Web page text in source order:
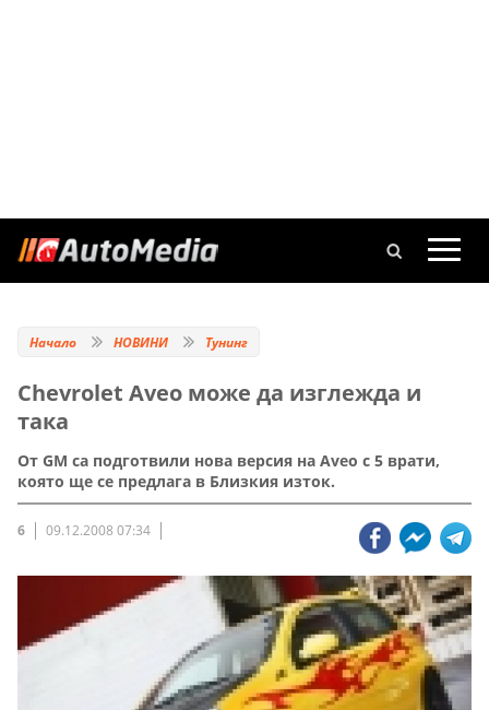
Начало НОВИНИ Тунинг
Chevrolet Aveo може да изглежда и
така
От GM са подготвили нова версия на Aveo с 5 врати,
която ще се предлага в Близкия изток.
6 09.12.2008 07:34